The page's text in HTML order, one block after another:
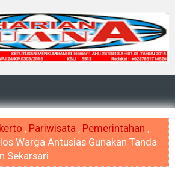
, Pariwisata , Pemerintahan ,
Warga Antusias Gunakan Tanda
Sekarsari